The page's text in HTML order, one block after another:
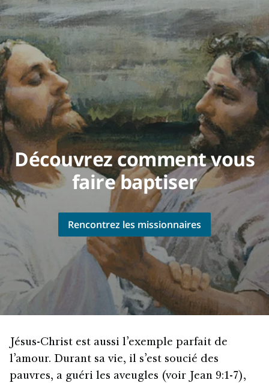
Découvrez comment vous
faire baptiser
Rencontrez les missionnaires
Jésus-Christ est aussi l’exemple parfait de
l’amour. Durant sa vie, il s’est soucié des
pauvres, a guéri les aveugles (voir Jean 9:1-7),